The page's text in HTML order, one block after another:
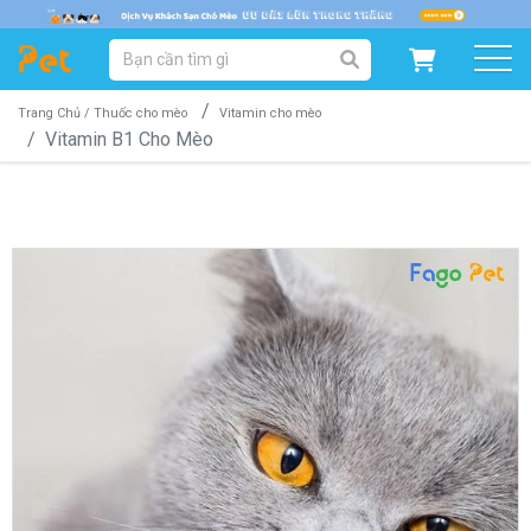
DANH MỤC SẢN PHẨM
SẢN PHẨM DÀNH CHO MÈO SẢN PHẨM DÀNH CHO CHÓ
Trang Chủ / Thuốc cho mèo Vitamin cho mèo
Vitamin B1 Cho Mèo